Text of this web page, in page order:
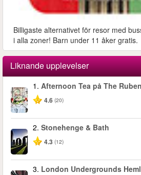
Billigaste alternativet för resor med
i alla zoner! Barn under 11 åker gratis.
Liknande upplevelser
1. Afternoon Tea på The
4.6 (20)
2. Stonehenge & Bath
4.3 (12)
3. London Undergrounds